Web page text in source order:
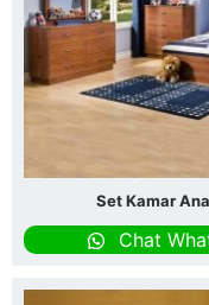
Set Kamar
Chat